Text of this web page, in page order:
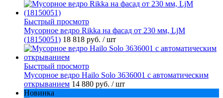
Быстрый просмотр
Мусорное ведро Rikka на фасад от 230 мм, LjM
(18150051) 18 818 руб. / шт
Быстрый просмотр
Мусорное ведро Hailo Solo 3636001 с автоматическим
открыванием 14 880 руб. / шт
Новинка